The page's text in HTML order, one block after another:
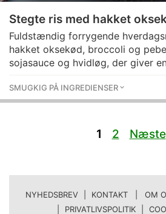
Stegte ris med hakket
Fuldstændig forrygende
hakket oksekød, broccoli og
sojasauce og hvidløg, der giver
SMUGKIG PÅ INGREDIENSER
1 2 Næste
NYHEDSBREV KONTAKT | OM
PRIVATLIVSPOLITIK